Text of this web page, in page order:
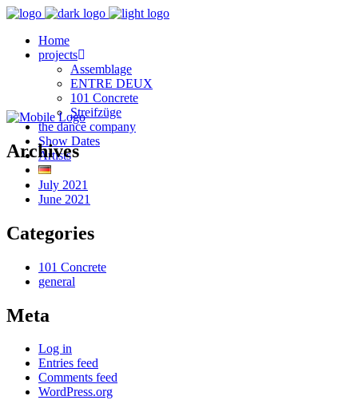
Home
projects
Assemblage
ENTRE DEUX
101 Concrete
Streifzüge
the dance company
Show Dates
Artists
Archives
July 2021
June 2021
Categories
101 Concrete
general
Meta
Log in
Entries feed
Comments feed
WordPress.org